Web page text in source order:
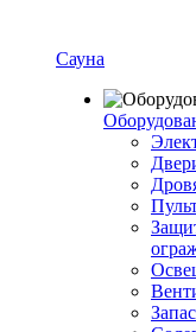
Сауна